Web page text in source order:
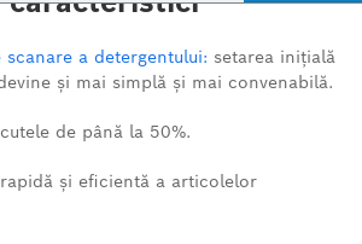
a detergentului: setarea inițială
și mai simplă și mai convenabilă.
de până la 50%.
și eficientă a articolelor